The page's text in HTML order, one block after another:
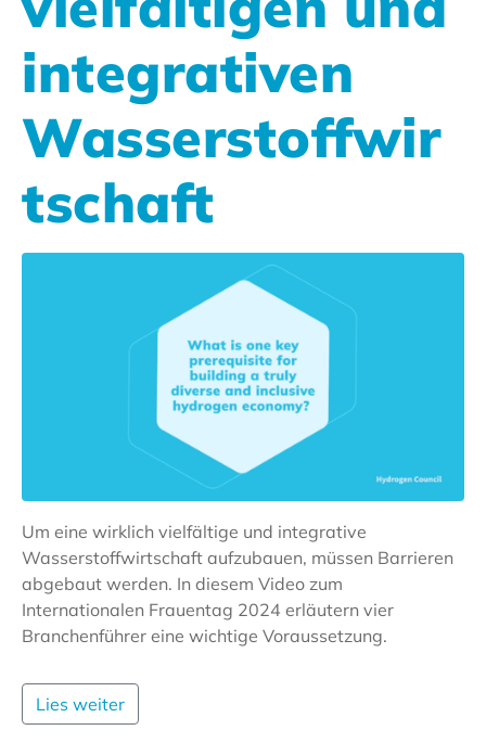
integrativen
Wasserstoffwir
tschaft
Um eine wirklich vielfältige und integrative
Wasserstoffwirtschaft aufzubauen, müssen Barrieren
abgebaut werden. In diesem Video zum
Internationalen Frauentag 2024 erläutern vier
Branchenführer eine wichtige Voraussetzung.
Lies weiter